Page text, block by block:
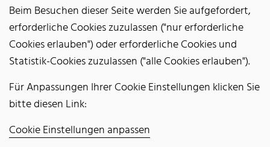
Beim Besuchen dieser Seite werden Sie aufgefordert,
erforderliche Cookies zuzulassen ("nur erforderliche
Cookies erlauben") oder erforderliche Cookies und
Statistik-Cookies zuzulassen ("alle Cookies erlauben").
Für Anpassungen Ihrer Cookie Einstellungen klicken Sie
bitte diesen Link:
Cookie Einstellungen anpassen